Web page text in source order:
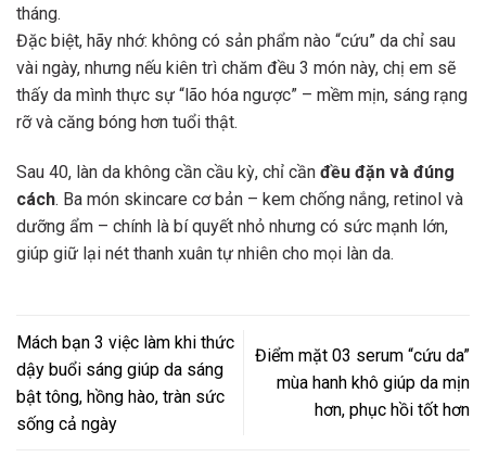
tháng.
Đặc biệt, hãy nhớ: không có sản phẩm nào “cứu” da chỉ sau
vài ngày, nhưng nếu kiên trì chăm đều 3 món này, chị em sẽ
thấy da mình thực sự “lão hóa ngược” – mềm mịn, sáng rạng
rỡ và căng bóng hơn tuổi thật.
Sau 40, làn da không cần cầu kỳ, chỉ cần đều đặn và đúng
cách. Ba món skincare cơ bản – kem chống nắng, retinol và
dưỡng ẩm – chính là bí quyết nhỏ nhưng có sức mạnh lớn,
giúp giữ lại nét thanh xuân tự nhiên cho mọi làn da.
Mách bạn 3 việc làm khi thức
dậy buổi sáng giúp da sáng
bật tông, hồng hào, tràn sức
sống cả ngày
Điểm mặt 03 serum “cứu da”
mùa hanh khô giúp da mịn
hơn, phục hồi tốt hơn